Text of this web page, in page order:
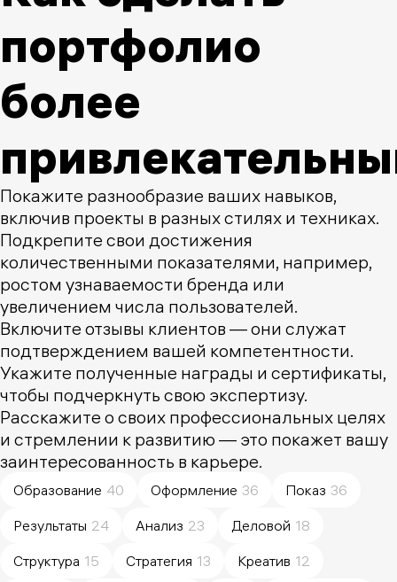
портфолио
более
Покажите разнообразие ваших навыков,
включив проекты в разных стилях и техниках.
Подкрепите свои достижения
количественными показателями, например,
ростом узнаваемости бренда или
увеличением числа пользователей.
Включите отзывы клиентов — они служат
подтверждением вашей компетентности.
Укажите полученные награды и сертификаты,
чтобы подчеркнуть свою экспертизу.
Расскажите о своих профессиональных целях
и стремлении к развитию — это покажет вашу
заинтересованность в карьере.
Образование 40 Оформление 36 Показ 36
Результаты 24 Анализ 23 Деловой 18
Структура 15 Стратегия 13 Креатив 12